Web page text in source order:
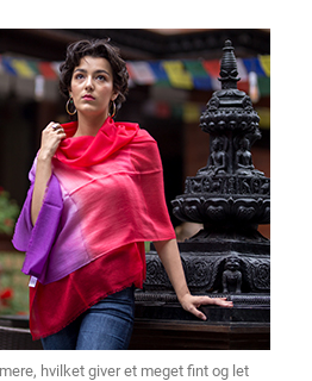
hvilket giver et meget fint og let